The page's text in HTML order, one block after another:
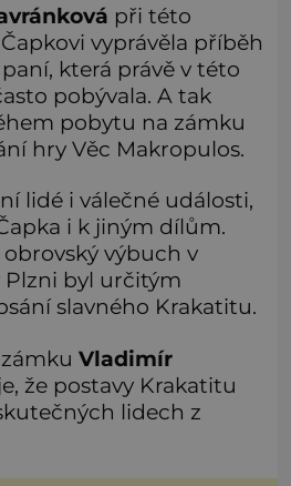
při této
vyprávěla příběh
která právě v této
pobývala. A tak
pobytu na zámku
hry Věc Makropulos.
lidé i válečné události,
i k jiným dílům.
výbuch v
byl určitým
slavného Krakatitu.
Vladimír
že postavy Krakatitu
lidech z